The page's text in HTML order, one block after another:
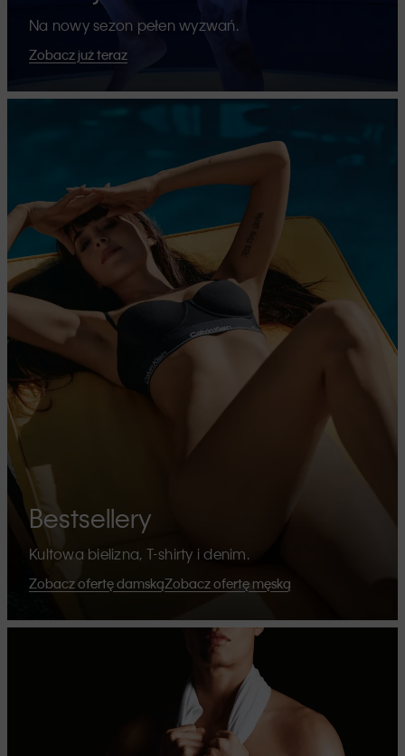
Na nowy sezon pełen wyzwań.
Zobacz już teraz
Bestsellery
Kultowa bielizna, T-shirty i denim.
Zobacz ofertę damskąZobacz ofertę męską